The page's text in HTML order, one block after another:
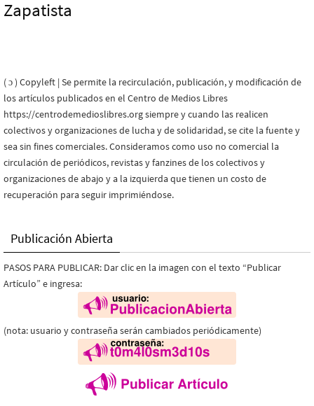
Zapatista
( ɔ ) Copyleft | Se permite la recirculación, publicación, y modificación de
los artículos publicados en el Centro de Medios Libres
https://centrodemedioslibres.org siempre y cuando las realicen
colectivos y organizaciones de lucha y de solidaridad, se cite la fuente y
sea sin fines comerciales. Consideramos como uso no comercial la
circulación de periódicos, revistas y fanzines de los colectivos y
organizaciones de abajo y a la izquierda que tienen un costo de
recuperación para seguir imprimiéndose.
Publicación Abierta
PASOS PARA PUBLICAR: Dar clic en la imagen con el texto “Publicar
Artículo” e ingresa:
(nota: usuario y contraseña serán cambiados periódicamente)